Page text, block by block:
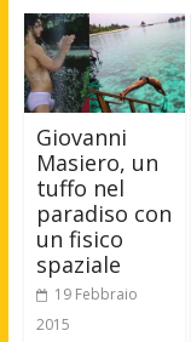
Giovanni
Masiero, un
tuffo nel
paradiso con
un fisico
spaziale
19 Febbraio
2015